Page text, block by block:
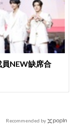
NEW缺席合
Recommended by